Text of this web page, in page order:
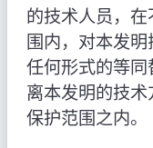
的技术人员，
围内，对本发
任何形式的等
离本发明的技
保护范围之内。